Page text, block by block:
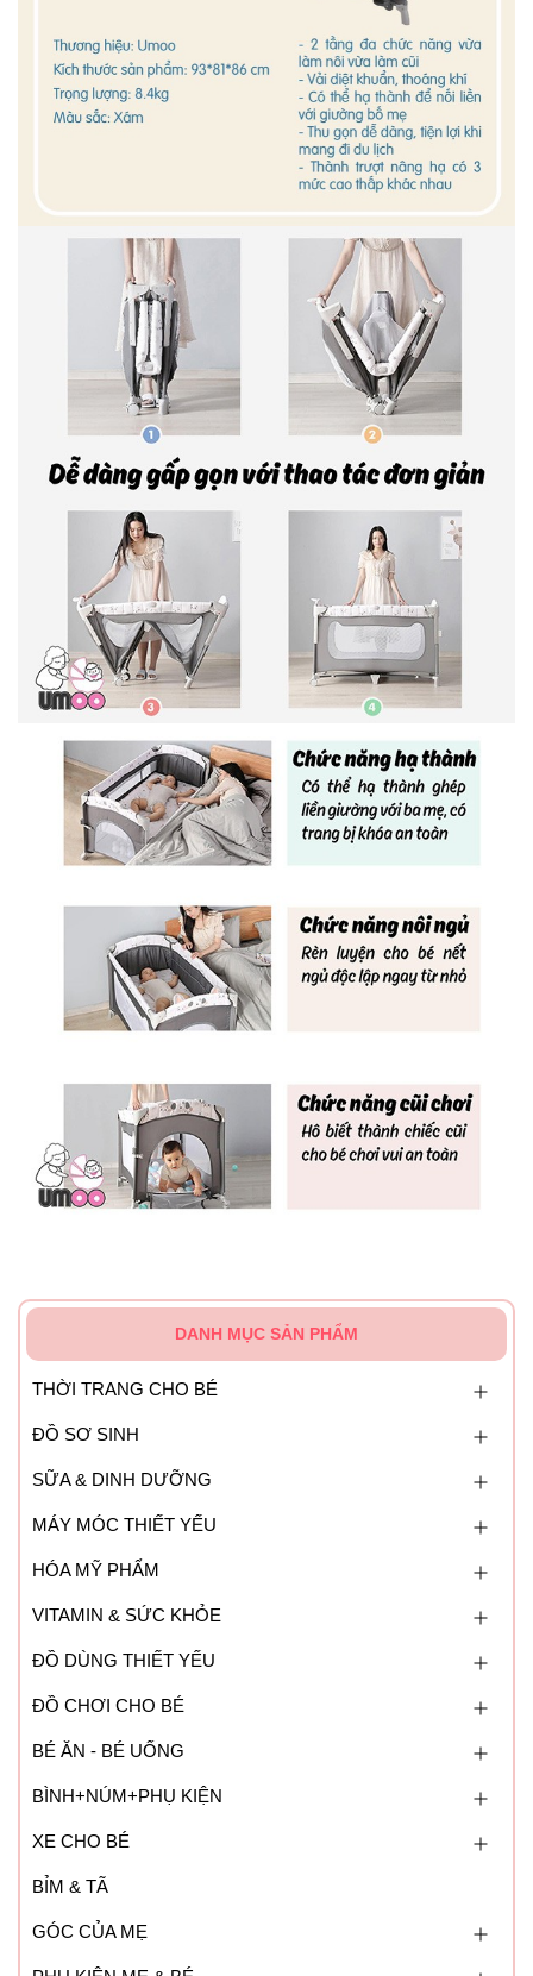
DANH MỤC SẢN PHẨM
THỜI TRANG CHO BÉ
ĐỒ SƠ SINH
SỮA & DINH DƯỠNG
MÁY MÓC THIẾT YẾU
HÓA MỸ PHẨM
VITAMIN & SỨC KHỎE
ĐỒ DÙNG THIẾT YẾU
ĐỒ CHƠI CHO BÉ
BÉ ĂN - BÉ UỐNG
BÌNH+NÚM+PHỤ KIỆN
XE CHO BÉ
BỈM & TÃ
GÓC CỦA MẸ